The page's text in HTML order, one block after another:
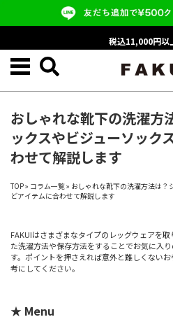
税込11,000円以
おしゃれな靴下の洗濯方
ックスやビジューソック
わせて解説します
TOP» コラム一覧» おしゃれな靴下の洗濯方法は？
どアイテムに合わせて解説します
FAKUIはさまざまなタイプのレッグウェアを
た洗濯方法や保存方法をすることでお気に入
す。ポイントを押さえれば意外と難しくない
考にしてください。
★ Menu